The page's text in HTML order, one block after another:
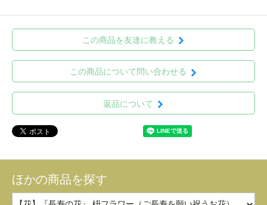
この商品を友達に教える
この商品について問い合わせる
返品について
ほかの商品を探す